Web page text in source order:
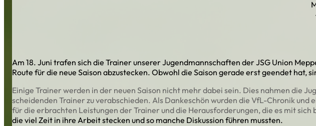
Am 18. Juni trafen sich die Trainer unserer Jugendmannschaften der JSG Union
Route für die neue Saison abzustecken. Obwohl die Saison gerade erst geendet hat,
Einige Trainer werden in der neuen Saison nicht mehr dabei sein. Dies nahmen die
scheidenden Trainer zu verabschieden. Als Dankeschön wurden die VfL-Chronik
für die erbrachten Leistungen der Trainer und die Herausforderungen, die es mit
die viel Zeit in ihre Arbeit stecken und so manche Diskussion führen mussten.